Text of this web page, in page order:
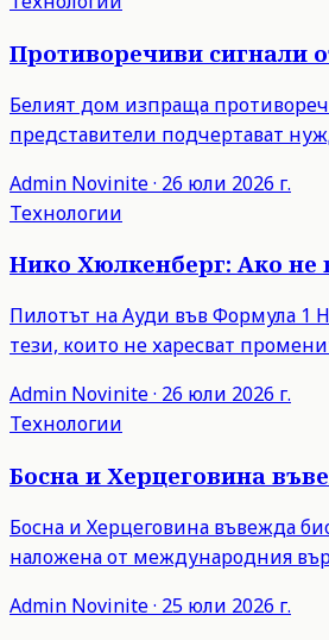
Противоречиви сигнали
Белият дом изпраща
представители подчертават
Admin Novinite· 26 юли 2026 г.
Технологии
Нико Хюлкенберг: Ако не
Пилотът на Ауди във Формула 1
тези, които не харесват
Admin Novinite· 26 юли 2026 г.
Технологии
Босна и Херцеговина
Босна и Херцеговина въвежда
наложена от международния
Admin Novinite· 25 юли 2026 г.